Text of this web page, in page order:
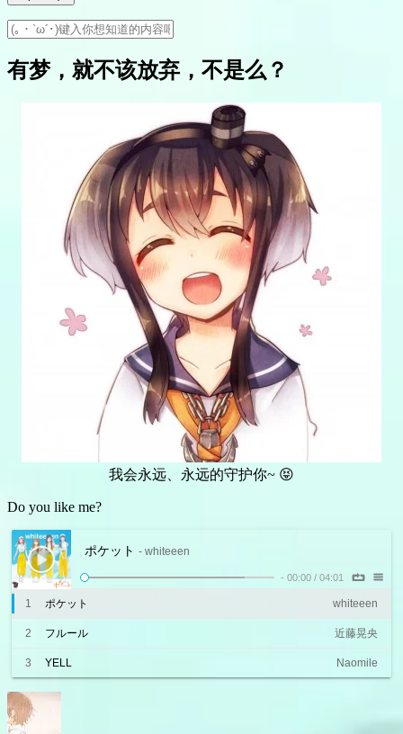
有梦，就不该放弃，不是么？
我会永远、永远的守护你~ 😝
Do you like me?
ポケット - whiteeen
- 00:00 / 04:01
1 ポケット whiteeen
2 フルール 近藤晃央
3 YELL Naomile